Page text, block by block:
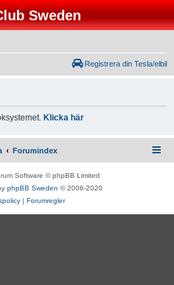
Sweden
Registrera din Tesla/elbil
Klicka här
Forumindex
Software © phpBB Limited
phpBB Sweden © 2006-2020
| Forumregler